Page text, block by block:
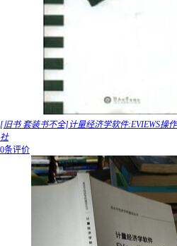
[旧书 套装书不全]计量经济学软件:EVIEWS操
社
0条评价